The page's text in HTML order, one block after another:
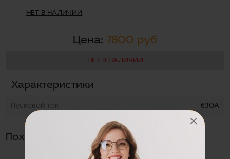
×
НЕТ В НАЛИЧИИ
Цена: 7800 руб
НЕТ В НАЛИЧИИ
Характеристики
Пусковой ток 630А
Похожие товары